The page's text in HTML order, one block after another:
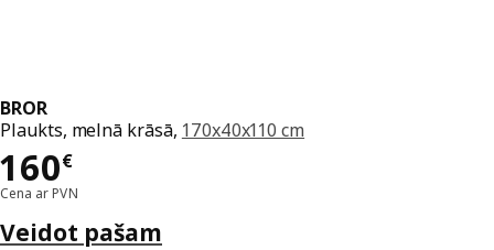
BROR
Plaukts, melnā krāsā, 170x40x110 cm
160€
Cena 160€
Cena ar PVN
Veidot pašam